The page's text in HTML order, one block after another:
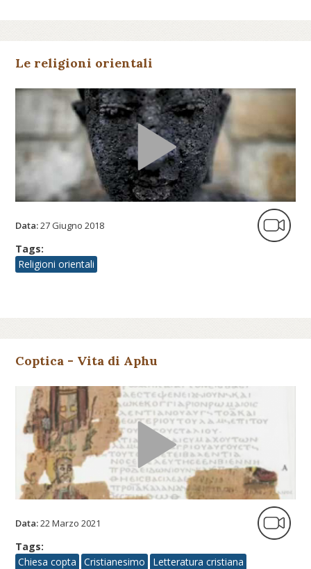
Le religioni orientali
Data:27 Giugno 2018
Tags:
Religioni orientali
Coptica - Vita di Aphu
Data:22 Marzo 2021
Tags:
Chiesa copta
Cristianesimo
Letteratura cristiana